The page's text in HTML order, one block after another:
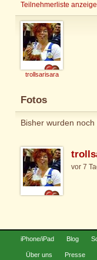
Teilnehmerliste
trollsarisara
Fotos
Bisher wurden
vor 7
iPhone/iPad Blog
Über uns Presse